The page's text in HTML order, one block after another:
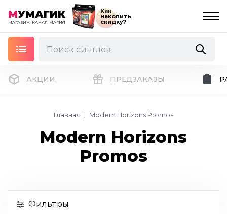
МУМАГИК
МАГАЗИН КАНАЛ МАГИЯ
Как
накопить
скидку?
АКЦИИ ПРЕДЗАКАЗЫ
Главная Modern Horizons Promos
Modern Horizons
Promos
Фильтры